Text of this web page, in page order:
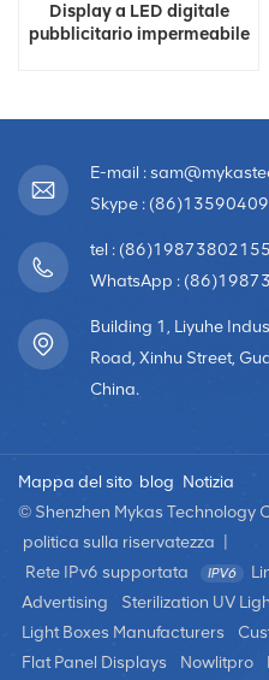
Display a LED digitale
pubblicitario impermeabile
E-mail :
Skype :
tel : (86)19873802155
WhatsApp :
Building 1, Liyuhe
Road, Xinhu Street,
China.
Mappa del sito blog Notizia
© Shenzhen Mykas Technology
politica sulla riservatezza
Rete IPv6 supportata
Advertising
Sterilization UV
Light Boxes Manufacturers
Flat Panel Displays
Nowlitpro